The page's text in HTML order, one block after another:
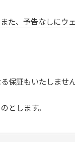
、予告なしにウ
保証もいたしま
とします。